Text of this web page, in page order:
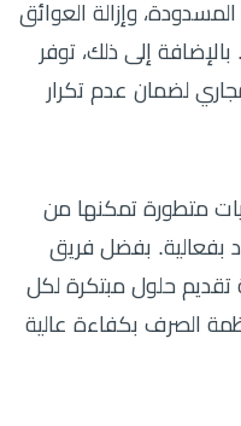
وإزالة العوائق
إلى ذلك، توفر
لضمان عدم تكرار
متطورة تمكنها من
بفعالية. بفضل فريق
تقديم حلول مبتكرة لكل
الصرف بكفاءة عالية